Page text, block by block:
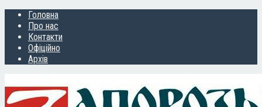
Головна
Про нас
Контакти
Офіційно
Архів